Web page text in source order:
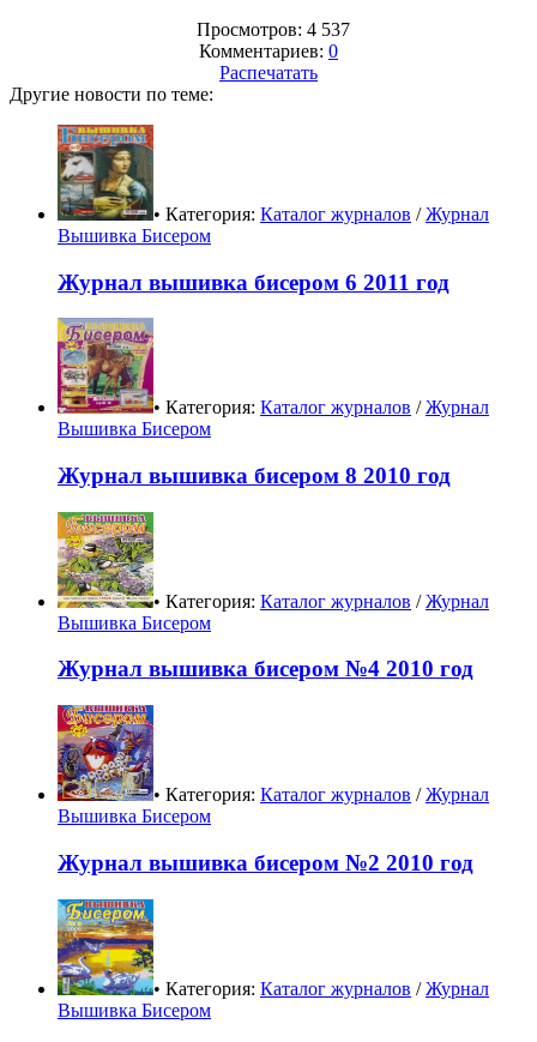
Просмотров: 4 537
Комментариев: 0
Распечатать
Другие новости по теме:
• Категория: Каталог журналов /Журнал
Вышивка Бисером
Журнал вышивка бисером 6 2011 год
• Категория: Каталог журналов /Журнал
Вышивка Бисером
Журнал вышивка бисером 8 2010 год
• Категория: Каталог журналов /Журнал
Вышивка Бисером
Журнал вышивка бисером №4 2010 год
• Категория: Каталог журналов /Журнал
Вышивка Бисером
Журнал вышивка бисером №2 2010 год
• Категория: Каталог журналов /Журнал
Вышивка Бисером